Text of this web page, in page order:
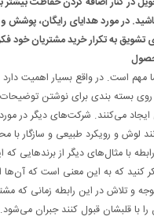
در مورد هدایای رایگان،
تشویق به تکرار خرید مشتریان خود
مهم است. در واقع بسیار اهمیت
روی بسته بندی برای نوشتن
می‌کنند. شرکت‌های دیگر در
لوش و رویکرد طبیعی و سازگار با
با مثال‌های دیگر از برندهایی که
کنید که به این معنی است که آن‌ها
و تلاش در این رابطه زمانی که
را با قلبشان قبول کنند جبران